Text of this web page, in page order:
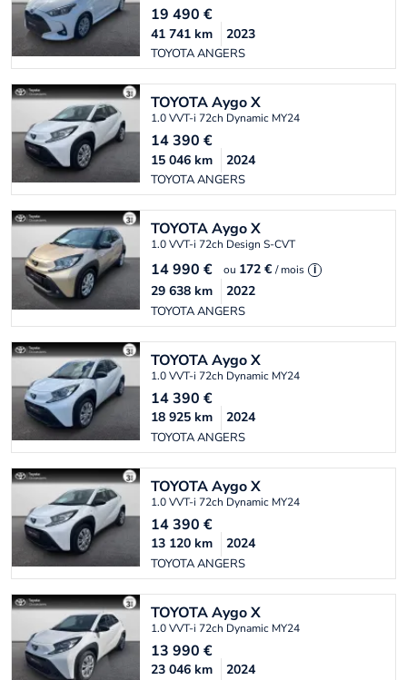
19 490 €
TOYOTA ANGERS
41 741 km 2023
TOYOTAAygo X
1.0 VVT-i 72ch Dynamic MY24
14 390 €
TOYOTA ANGERS
15 046 km 2024
TOYOTAAygo X
1.0 VVT-i 72ch Design S-CVT
14 990 € ou 172 € / mois i
TOYOTA ANGERS
29 638 km 2022
TOYOTAAygo X
1.0 VVT-i 72ch Dynamic MY24
14 390 €
TOYOTA ANGERS
18 925 km 2024
TOYOTAAygo X
1.0 VVT-i 72ch Dynamic MY24
14 390 €
TOYOTA ANGERS
13 120 km 2024
TOYOTAAygo X
1.0 VVT-i 72ch Dynamic MY24
13 990 €
23 046 km 2024